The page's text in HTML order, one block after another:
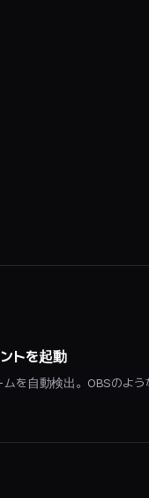
トを起動
ムを自動検出。OBSのよう